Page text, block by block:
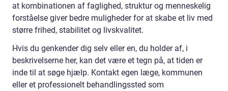
at kombinationen af faglighed, struktur og menneskelig
forståelse giver bedre muligheder for at skabe et liv med
større frihed, stabilitet og livskvalitet.
Hvis du genkender dig selv eller en, du holder af, i
beskrivelserne her, kan det være et tegn på, at tiden er
inde til at søge hjælp. Kontakt egen læge, kommunen
eller et professionelt behandlingssted som